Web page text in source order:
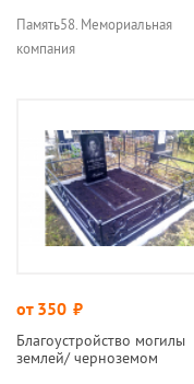
Память58. Мемориальная
компания
от 350 руб.
Благоустройство могилы
землей/ черноземом